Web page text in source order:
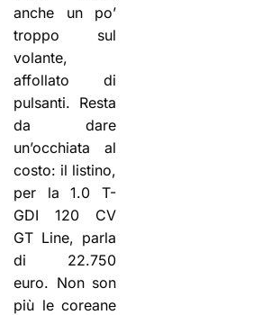
anche un po’
troppo sul
volante,
affollato di
pulsanti. Resta
da dare
un’occhiata al
costo: il listino,
per la 1.0 T-
GDI 120 CV
GT Line, parla
di 22.750
euro. Non son
più le coreane